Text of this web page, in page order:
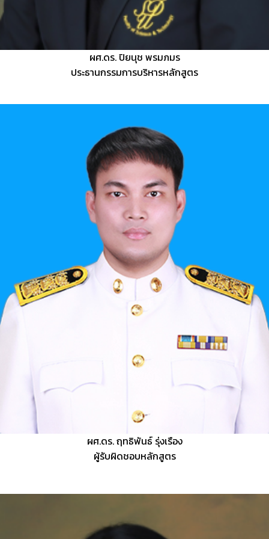
ผศ.ดร. ปิยนุช พรมภมร
ประธานกรรมการบริหารหลักสูตร
ผศ.ดร. ฤทธิพันธ์ รุ่งเรือง
ผู้รับผิดชอบหลักสูตร